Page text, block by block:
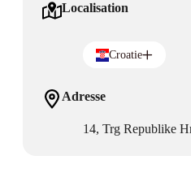
Localisation
Croatie
Adresse
14, Trg Republike